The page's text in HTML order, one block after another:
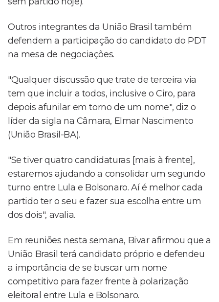
Outros integrantes da União Brasil também
defendem a participação do candidato do PDT
na mesa de negociações.
"Qualquer discussão que trate de terceira via
tem que incluir a todos, inclusive o Ciro, para
depois afunilar em torno de um nome", diz o
líder da sigla na Câmara, Elmar Nascimento
(União Brasil-BA).
"Se tiver quatro candidaturas [mais à frente],
estaremos ajudando a consolidar um segundo
turno entre Lula e Bolsonaro. Aí é melhor cada
partido ter o seu e fazer sua escolha entre um
dos dois", avalia.
Em reuniões nesta semana, Bivar afirmou que a
União Brasil terá candidato próprio e defendeu
a importância de se buscar um nome
competitivo para fazer frente à polarização
eleitoral entre Lula e Bolsonaro.